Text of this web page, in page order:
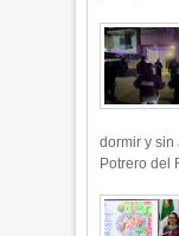
dormir y
Potrero del